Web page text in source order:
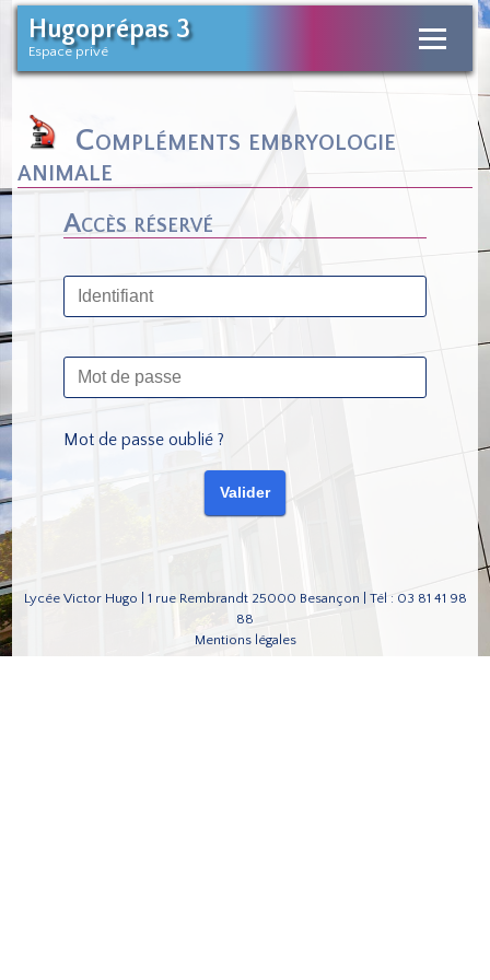
Hugoprépas 3
Espace privé
Compléments embryologie
animale
Accès réservé
Mot de passe oublié ?
Lycée Victor Hugo | 1 rue Rembrandt 25000 Besançon | Tél : 03 81 41 98
88
Mentions légales